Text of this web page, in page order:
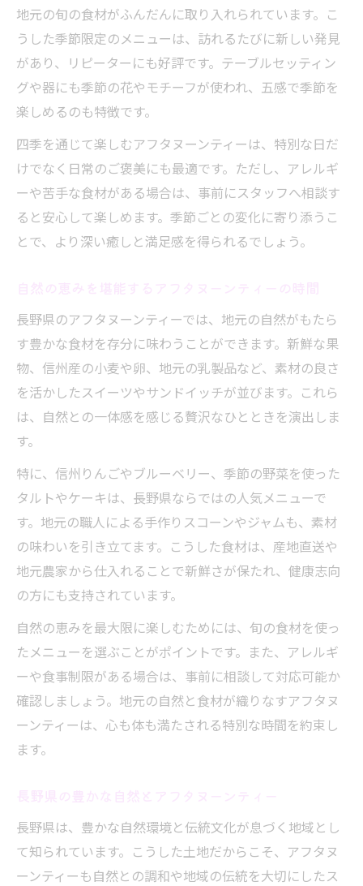
地元の旬の食材がふんだんに取り入れられています。こ
うした季節限定のメニューは、訪れるたびに新しい発見
があり、リピーターにも好評です。テーブルセッティン
グや器にも季節の花やモチーフが使われ、五感で季節を
楽しめるのも特徴です。
四季を通じて楽しむアフタヌーンティーは、特別な日だ
けでなく日常のご褒美にも最適です。ただし、アレルギ
ーや苦手な食材がある場合は、事前にスタッフへ相談す
ると安心して楽しめます。季節ごとの変化に寄り添うこ
とで、より深い癒しと満足感を得られるでしょう。
長野県のアフタヌーンティーでは、地元の自然がもたら
す豊かな食材を存分に味わうことができます。新鮮な果
物、信州産の小麦や卵、地元の乳製品など、素材の良さ
を活かしたスイーツやサンドイッチが並びます。これら
は、自然との一体感を感じる贅沢なひとときを演出しま
す。
特に、信州りんごやブルーベリー、季節の野菜を使った
タルトやケーキは、長野県ならではの人気メニューで
す。地元の職人による手作りスコーンやジャムも、素材
の味わいを引き立てます。こうした食材は、産地直送や
地元農家から仕入れることで新鮮さが保たれ、健康志向
の方にも支持されています。
自然の恵みを最大限に楽しむためには、旬の食材を使っ
たメニューを選ぶことがポイントです。また、アレルギ
ーや食事制限がある場合は、事前に相談して対応可能か
確認しましょう。地元の自然と食材が織りなすアフタヌ
ーンティーは、心も体も満たされる特別な時間を約束し
ます。
長野県は、豊かな自然環境と伝統文化が息づく地域とし
て知られています。こうした土地だからこそ、アフタヌ
ーンティーも自然との調和や地域の伝統を大切にしたス